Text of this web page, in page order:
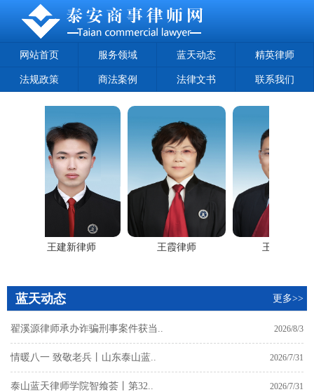
网站首页 服务领域 蓝天动态 精英律师
法规政策 商法案例 法律文书 联系我们
王建新律师 王霞律师 王军律师
蓝天动态 更多>>
翟溪源律师承办诈骗刑事案件获当.. 2026/8/3
情暖八一 致敬老兵丨山东泰山蓝.. 2026/7/31
泰山蓝天律师学院智飨荟丨第32.. 2026/7/31